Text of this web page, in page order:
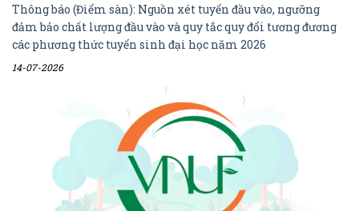
Thông báo (Điểm sàn): Nguồn xét tuyển đầu vào, ngưỡng
đảm bảo chất lượng đầu vào và quy tắc quy đổi tương đương
các phương thức tuyển sinh đại học năm 2026
14-07-2026